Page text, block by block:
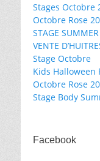
Stages Octobre
Octobre Rose
STAGE
VENTE
Stage Octobre
Kids Halloween
Octobre Rose
Stage Body
Facebook